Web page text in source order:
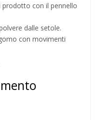
prodotto con il pennello
dalle setole.
con movimenti